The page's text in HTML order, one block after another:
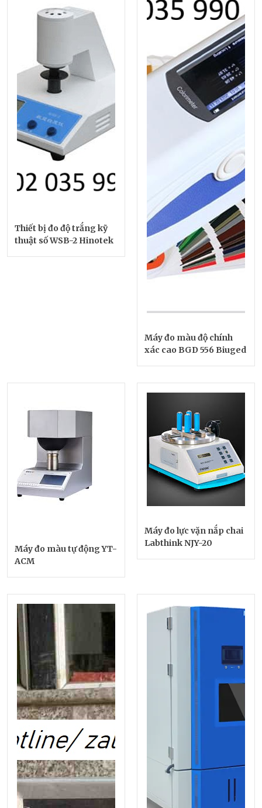
Thiết bị đo độ trắng kỹ
thuật số WSB-2 Hinotek
Máy đo màu độ chính
xác cao BGD 556 Biuged
Máy đo màu tự động YT-
ACM
Máy đo lực vặn nắp chai
Labthink NJY-20